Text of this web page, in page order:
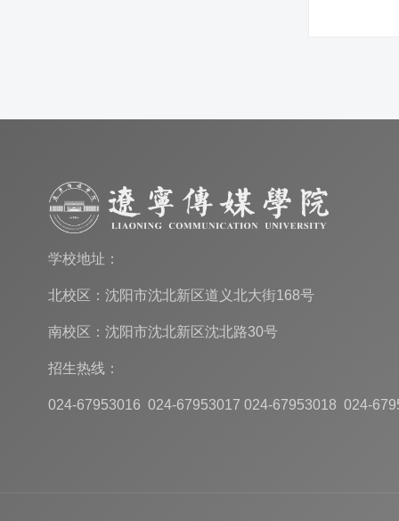
学校地址：
北校区：沈阳市沈北新区道义北大街168号
南校区：沈阳市沈北新区沈北路30号
招生热线：
024-67953016 024-67953017 024-67953018 024-